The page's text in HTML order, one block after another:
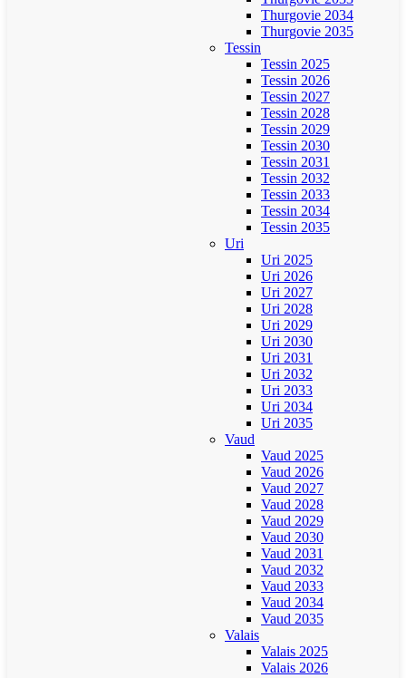
Thurgovie 2034
Thurgovie 2035
Tessin
Tessin 2025
Tessin 2026
Tessin 2027
Tessin 2028
Tessin 2029
Tessin 2030
Tessin 2031
Tessin 2032
Tessin 2033
Tessin 2034
Tessin 2035
Uri
Uri 2025
Uri 2026
Uri 2027
Uri 2028
Uri 2029
Uri 2030
Uri 2031
Uri 2032
Uri 2033
Uri 2034
Uri 2035
Vaud
Vaud 2025
Vaud 2026
Vaud 2027
Vaud 2028
Vaud 2029
Vaud 2030
Vaud 2031
Vaud 2032
Vaud 2033
Vaud 2034
Vaud 2035
Valais
Valais 2025
Valais 2026